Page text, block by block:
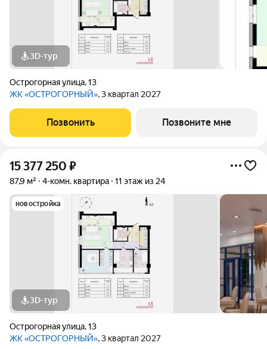
3D-тур
Острогорная улица,13
ЖК «ОСТРОГОРНЫЙ», 3 квартал 2027
Позвонить Позвоните мне
15 377 250 ₽
87,9 м² 4-комн. квартира 11 этаж из 24
новостройка
3D-тур
Острогорная улица,13
ЖК «ОСТРОГОРНЫЙ», 3 квартал 2027